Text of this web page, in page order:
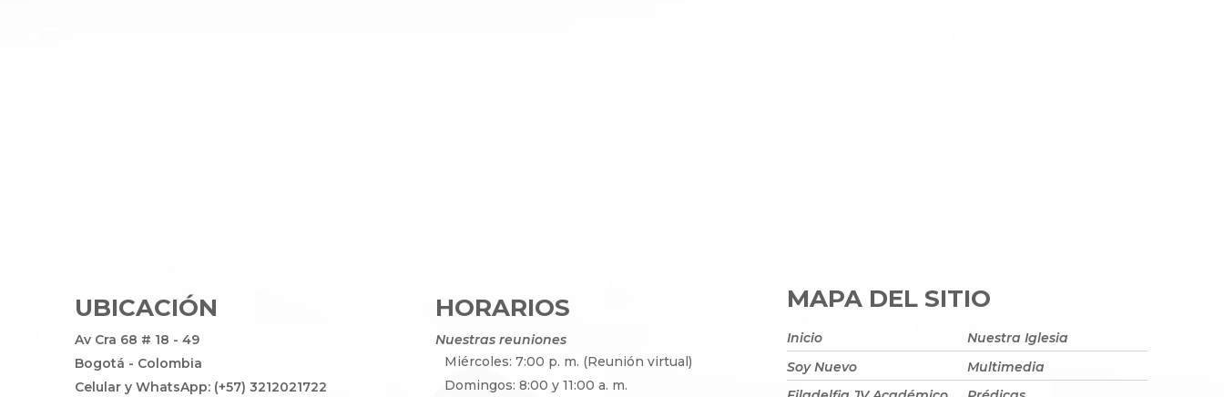
UBICACIÓN
Av Cra 68 # 18 - 49
Bogotá - Colombia
Celular y WhatsApp: (+57) 3212021722
HORARIOS
Nuestras reuniones
Miércoles: 7:00 p. m. (Reunión virtual)
Domingos: 8:00 y 11:00 a. m.
MAPA DEL SITIO
Inicio
Nuestra Iglesia
Soy Nuevo
Multimedia